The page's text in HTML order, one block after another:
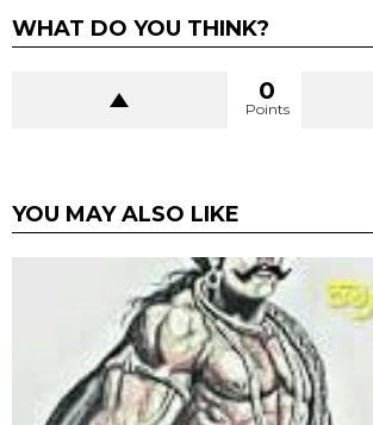
WHAT DO YOU THINK?
0
Points
YOU MAY ALSO LIKE